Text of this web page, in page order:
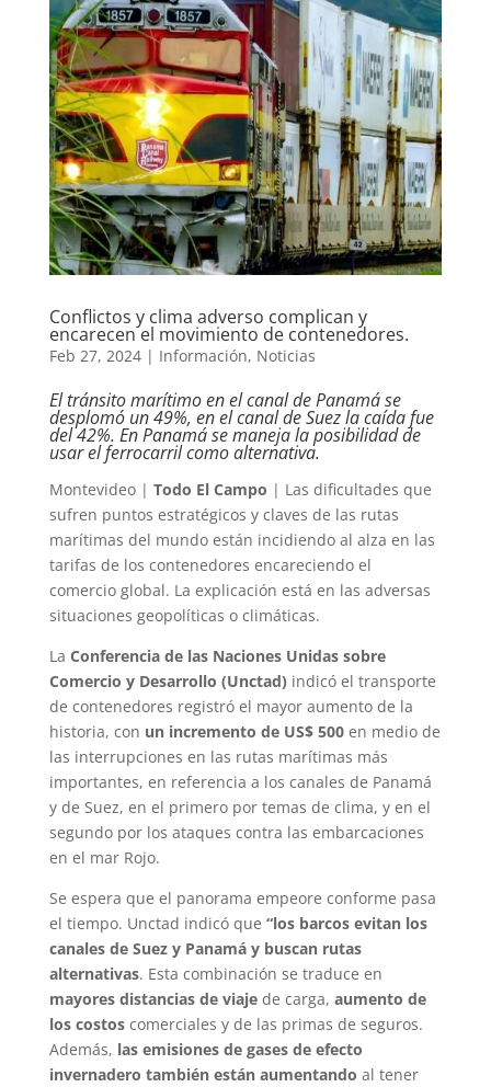
Conflictos y clima adverso complican y
encarecen el movimiento de contenedores.
Feb 27, 2024| Información, Noticias
El tránsito marítimo en el canal de Panamá se
desplomó un 49%, en el canal de Suez la caída fue
del 42%. En Panamá se maneja la posibilidad de
usar el ferrocarril como alternativa.
Montevideo | Todo El Campo | Las dificultades que
sufren puntos estratégicos y claves de las rutas
marítimas del mundo están incidiendo al alza en las
tarifas de los contenedores encareciendo el
comercio global. La explicación está en las adversas
situaciones geopolíticas o climáticas.
La Conferencia de las Naciones Unidas sobre
Comercio y Desarrollo (Unctad) indicó el transporte
de contenedores registró el mayor aumento de la
historia, con un incremento de US$ 500en medio de
las interrupciones en las rutas marítimas más
importantes, en referencia a los canales de Panamá
y de Suez, en el primero por temas de clima, y en el
segundo por los ataques contra las embarcaciones
en el mar Rojo.
Se espera que el panorama empeore conforme pasa
el tiempo. Unctad indicó que “los barcos evitan los
canales de Suez y Panamá y buscan rutas
alternativas. Esta combinación se traduce en
mayores distancias de viajede carga, aumento de
los costoscomerciales y de las primas de seguros.
Además, las emisiones de gases de efecto
invernadero también están aumentando al tener